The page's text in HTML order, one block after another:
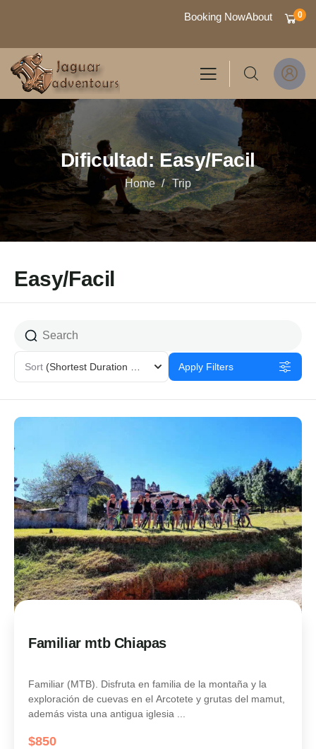
Booking NowAbout 0
Dificultad:Easy/Facil
Home Trip
Easy/Facil
Sort Apply Filters
Familiar mtb Chiapas
Familiar (MTB). Disfruta en familia de la montaña y la
exploración de cuevas en el Arcotete y grutas del mamut,
además vista una antigua iglesia ...
$850